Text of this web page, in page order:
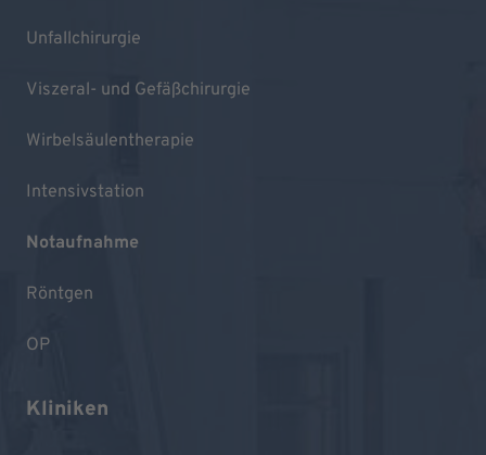
Unfallchirurgie
Viszeral- und Gefäßchirurgie
Wirbelsäulentherapie
Intensivstation
Notaufnahme
Röntgen
OP
Kliniken